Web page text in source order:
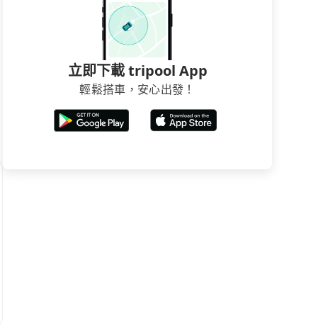
立即下載 tripool App
輕鬆搭車，安心出發！